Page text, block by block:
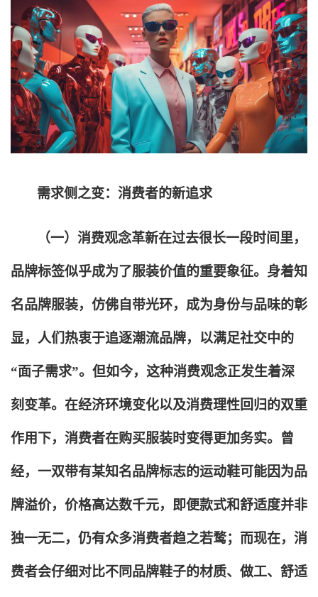
需求侧之变：消费者的新追求
（一）消费观念革新在过去很长一段时间里，
品牌标签似乎成为了服装价值的重要象征。身着知
名品牌服装，仿佛自带光环，成为身份与品味的彰
显，人们热衷于追逐潮流品牌，以满足社交中的
“面子需求”。但如今，这种消费观念正发生着深
刻变革。在经济环境变化以及消费理性回归的双重
作用下，消费者在购买服装时变得更加务实。曾
经，一双带有某知名品牌标志的运动鞋可能因为品
牌溢价，价格高达数千元，即便款式和舒适度并非
独一无二，仍有众多消费者趋之若鹜；而现在，消
费者会仔细对比不同品牌鞋子的材质、做工、舒适